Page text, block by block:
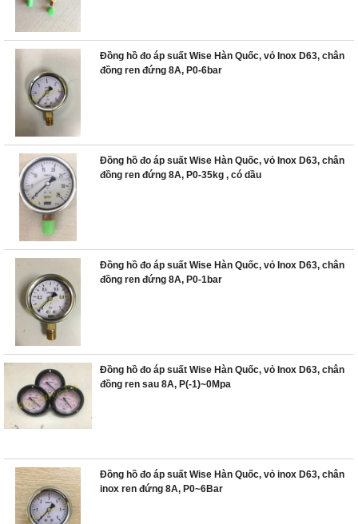
Đồng hồ đo áp suất Wise Hàn Quốc, vỏ Inox D63, chân
đồng ren đứng 8A, P0-6bar
Đồng hồ đo áp suất Wise Hàn Quốc, vỏ Inox D63, chân
đồng ren đứng 8A, P0-35kg , có dầu
Đồng hồ đo áp suất Wise Hàn Quốc, vỏ Inox D63, chân
đồng ren đứng 8A, P0-1bar
Đồng hồ đo áp suất Wise Hàn Quốc, vỏ Inox D63, chân
đồng ren sau 8A, P(-1)~0Mpa
Đồng hồ đo áp suất Wise Hàn Quốc, vỏ inox D63, chân
inox ren đứng 8A, P0~6Bar